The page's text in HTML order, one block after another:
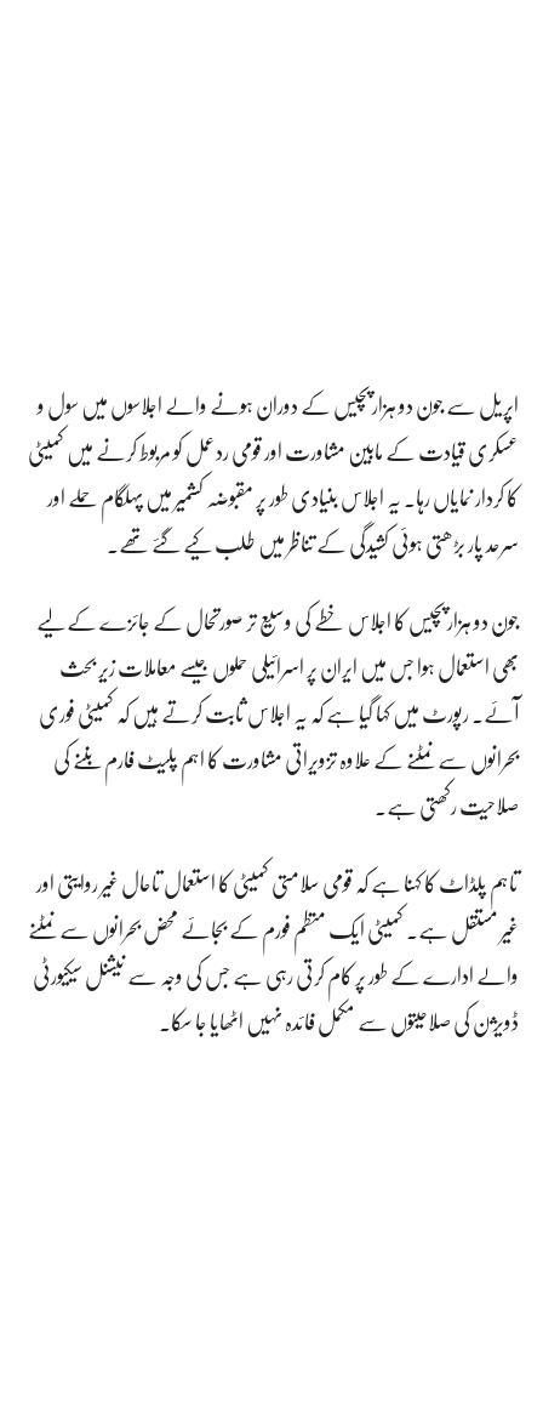
اپریل سے جون دو ہزار پچیس کے دوران ہونے والے اجلاسوں میں سول و
عسکری قیادت کے مابین مشاورت اور قومی ردعمل کو مربوط کرنے میں کمیٹی
کا کردار نمایاں رہا۔ یہ اجلاس بنیادی طور پر مقبوضہ کشمیر میں پہلگام حملے اور
سرحد پار بڑھتی ہوئی کشیدگی کے تناظر میں طلب کیے گئے تھے۔
جون دو ہزار پچیس کا اجلاس خطے کی وسیع تر صورتحال کے جائزے کے لیے
بھی استعمال ہوا جس میں ایران پر اسرائیلی حملوں جیسے معاملات زیر بحث
آئے۔ رپورٹ میں کہا گیا ہے کہ یہ اجلاس ثابت کرتے ہیں کہ کمیٹی فوری
بحرانوں سے نمٹنے کے علاوہ تزویراتی مشاورت کا اہم پلیٹ فارم بننے کی
صلاحیت رکھتی ہے۔
تاہم پلڈاٹ کا کہنا ہے کہ قومی سلامتی کمیٹی کا استعمال تاحال غیر روایتی اور
غیر مستقل ہے۔ کمیٹی ایک منظم فورم کے بجائے محض بحرانوں سے نمٹنے
والے ادارے کے طور پر کام کرتی رہی ہے جس کی وجہ سے نیشنل سیکیورٹی
ڈویژن کی صلاحیتوں سے مکمل فائدہ نہیں اٹھایا جا سکا۔